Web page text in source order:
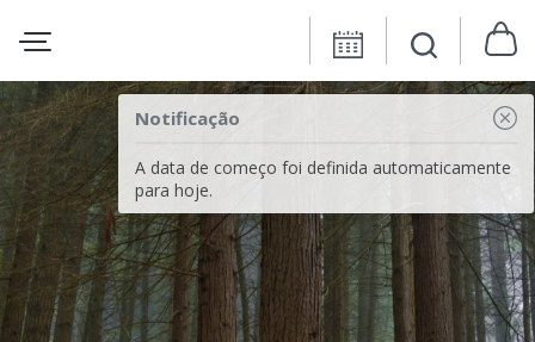
Notificação
A data de começo foi definida automaticamente
para hoje.